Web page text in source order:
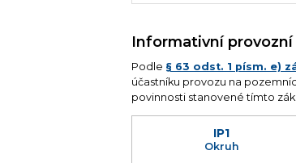
Informativní
Podle § 63 odst. 1 písm. e)
účastníku provozu na
povinnosti stanovené tímto
IP1
Okruh